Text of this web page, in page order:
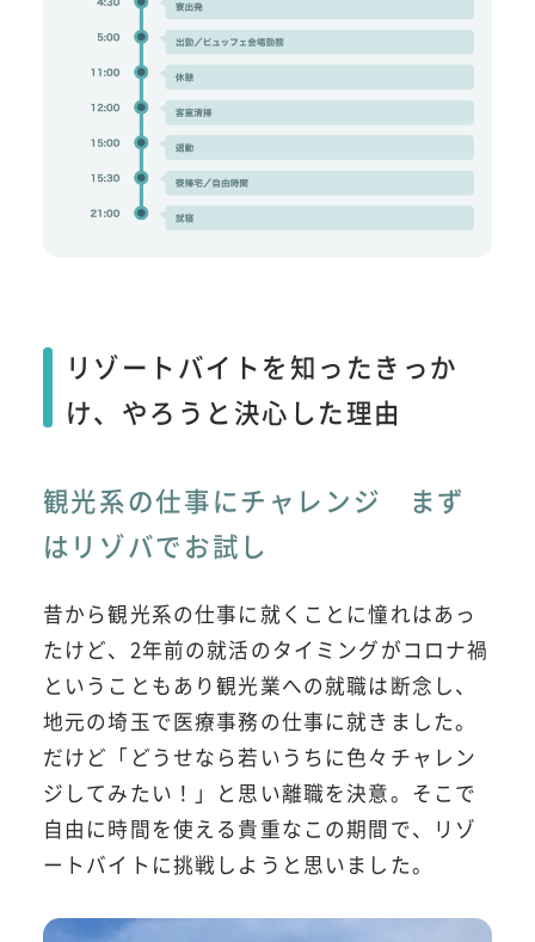
リゾートバイトを知ったきっか
け、やろうと決心した理由
観光系の仕事にチャレンジ まず
はリゾバでお試し
昔から観光系の仕事に就くことに憧れはあっ
たけど、2年前の就活のタイミングがコロナ禍
ということもあり観光業への就職は断念し、
地元の埼玉で医療事務の仕事に就きました。
だけど「どうせなら若いうちに色々チャレン
ジしてみたい！」と思い離職を決意。そこで
自由に時間を使える貴重なこの期間で、リゾ
ートバイトに挑戦しようと思いました。